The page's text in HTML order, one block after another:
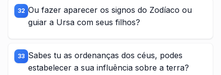
32 Ou fazer aparecer os signos do Zodíaco ou
guiar a Ursa com seus filhos?
33 Sabes tu as ordenanças dos céus, podes
estabelecer a sua influência sobre a terra?